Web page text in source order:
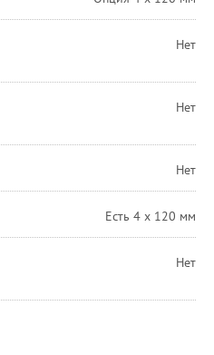
Нет
Нет
Нет
Есть 4 х 120 мм
Нет